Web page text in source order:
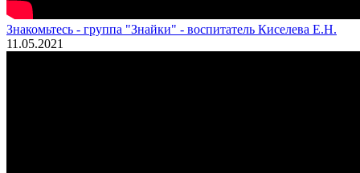
Знакомьтесь - группа "Знайки" - воспитатель Киселева Е.Н.
11.05.2021